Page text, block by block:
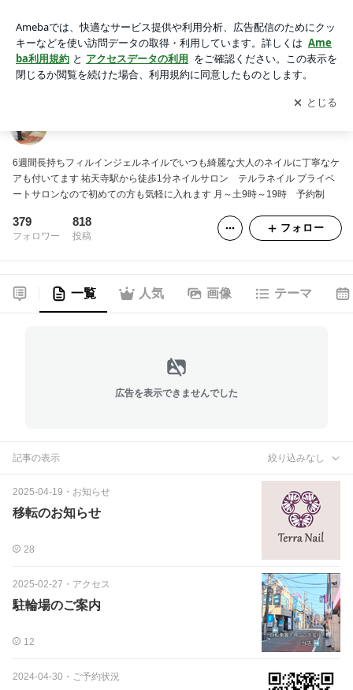
アプリをダウンロードして ブログの更新通知
を受け取りまし
ょう。
開く
6週間長持ちフィルインジェルネイルでいつも綺麗な大人のネイルに丁寧なケ
アも付いてます 祐天寺駅から徒歩1分ネイルサロン テルラネイル プライベ
ートサロンなので初めての方も気軽に入れます 月～土9時～19時 予約制
379
フォロワー
818
投稿
フォロー
一覧 人気 画像 テーマ
広告を表示できませんでした
記事の表示 絞り込みなし
2025-04-19 ・ お知らせ
移転のお知らせ
28
2025-02-27 ・ アクセス
駐輪場のご案内
12
2024-04-30 ・ ご予約状況